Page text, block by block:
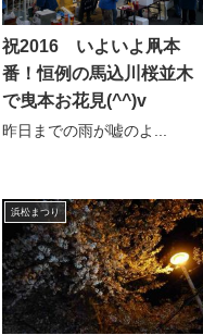
祝2016 いよいよ凧本
番！恒例の馬込川桜並木
で曳本お花見(^^)v
昨日までの雨が嘘のよ...
浜松まつり